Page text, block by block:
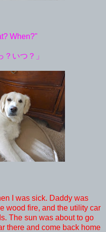
When?"
？いつ？」
I was sick. Daddy was
wood fire, and the utility car
The sun was about to go
there and come back home